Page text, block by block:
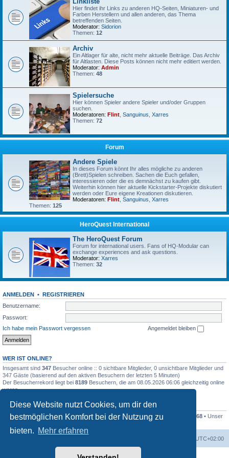
Diese Website nutzt Cookies, um dir den
bestmöglichen Komfort bei der Nutzung zu
bieten. Mehr erfahren
Hier findet ihr Links zu anderen HQ-Seiten, Miniaturen- und
Farben Herstellern und allen anderen, das Thema
betreffenden Seiten.
Moderator: Sidorion
Themen: 12
Archiv
Ein Altlager für alte, nicht mehr aktuelle Beiträge. Das Archiv
für Altlasten. Diese Posts können nicht mehr editiert werden.
Moderator: Admin
Themen: 48
Spielersuche
Hier können Spieler andere Spieler und/oder Gruppen
suchen.
Moderatoren: Flint Sanguinus Xarres
Themen: 72
Forum
Andere Spiele
In dieses Forum könnt Ihr alles mögliche zu anderen
(Brett)Spielen schreiben. Sachen die Euch gefallen,
interessieren oder die es demnächst zu kaufen gibt.
Weiterhin können hier aktuelle Kickstarter-Projekte diskutiert
werden oder Eure eigene Kreationen diskutieren.
Moderatoren: Flint Sanguinus Xarres
Themen: 125
HeroQuest International
The HeroQuest Forum
Forum for international users. Fans of HQ-Modular can
exchange experiences and ask questions.
Moderator: Xarres
Themen: 32
ANMELDEN • REGISTRIEREN
Benutzername:
Passwort:
Ich habe mein Passwort vergessen
Angemeldet bleiben
WER IST ONLINE?
Insgesamt sind 347 Besucher online :: 0 sichtbare Mitglieder, 0 unsichtbare Mitglieder und
347 Gäste (basierend auf den aktiven Besuchern der letzten 5 Minuten)
Der Besucherrekord liegt bei 8189 Besuchern, die am 08.05.2026 06:06 gleichzeitig online
waren.
STATISTIK
Beiträge insgesamt41255• Themen insgesamt 1169• Mitglieder insgesamt 1268 • Unser
neuestes Mitglied:
UTC+02:00
Powered byphpBB® Forum Software © phpBB Limited